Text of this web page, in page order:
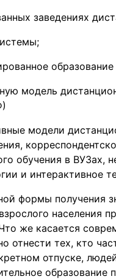
заведениях
модель
модели
обучения в ВУЗах,
и интерактивное
формы получения
населения
же касается
отнести тех, кто
отпуске,
образование